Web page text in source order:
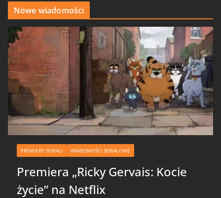
Nowe wiadomości
PREMIERY SERIALI WIADOMOŚCI SERIALOWE
Premiera „Ricky Gervais: Kocie
życie” na Netflix